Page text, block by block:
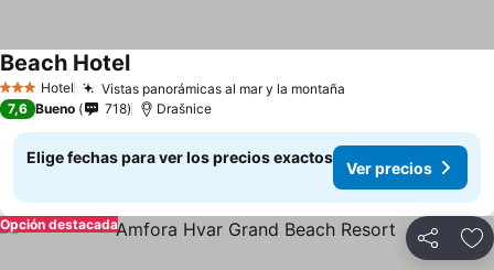
3 Estrellas
Hotel Vistas panorámicas al mar y la montaña
Beach Hotel
7,6 Bueno 718 Drašnice
Elige fechas para ver los precios exactos
Ver precios
Compartir
Opción destacada